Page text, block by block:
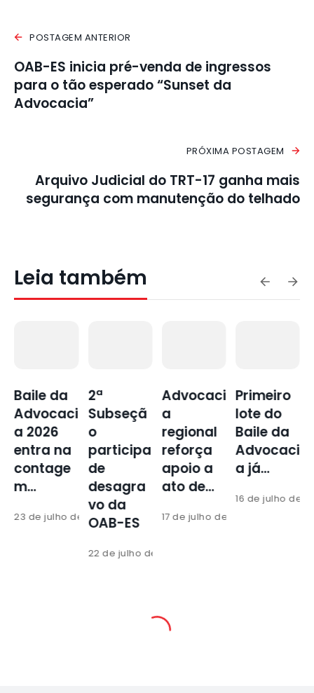
POSTAGEM ANTERIOR
OAB-ES inicia pré-venda de ingressos
para o tão esperado “Sunset da
Advocacia”
PRÓXIMA POSTAGEM
Arquivo Judicial do TRT-17 ganha mais
segurança com manutenção do telhado
Leia também
2026
2ª
Subseçã
o
participa
de
desagra
OAB-ES
22 de julho de 2026
Advocaci
a
regional
reforça
apoio a
ato de…
17 de julho de 2026
Primeiro
lote do
Baile da
Advocaci
a já…
16 de julho de 2026
Torneio
da
Advocaci
a abre
inscriçõe
edição…